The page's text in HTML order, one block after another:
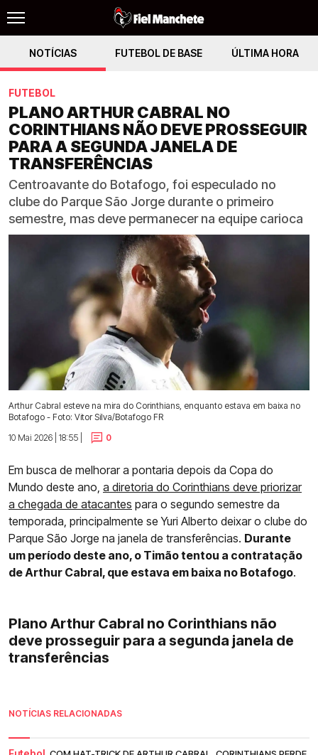
NOTÍCIAS FUTEBOL DE BASE ÚLTIMA HORA
FUTEBOL
PLANO ARTHUR CABRAL NO
CORINTHIANS NÃO DEVE PROSSEGUIR
PARA A SEGUNDA JANELA DE
TRANSFERÊNCIAS
Centroavante do Botafogo, foi especulado no
clube do Parque São Jorge durante o primeiro
semestre, mas deve permanecer na equipe carioca
Arthur Cabral esteve na mira do Corinthians, enquanto estava em baixa no
Botafogo - Foto: Vitor Silva/Botafogo FR
10 Mai 2026 | 18:55 |
0
Em busca de melhorar a pontaria depois da Copa do
Mundo deste ano, a diretoria do Corinthians deve priorizar
a chegada de atacantes para o segundo semestre da
temporada, principalmente se Yuri Alberto deixar o clube do
Parque São Jorge na janela de transferências. Durante
um período deste ano, o Timão tentou a contratação
de Arthur Cabral, que estava em baixa no Botafogo.
Plano Arthur Cabral no Corinthians não
deve prosseguir para a segunda janela de
transferências
NOTÍCIAS RELACIONADAS